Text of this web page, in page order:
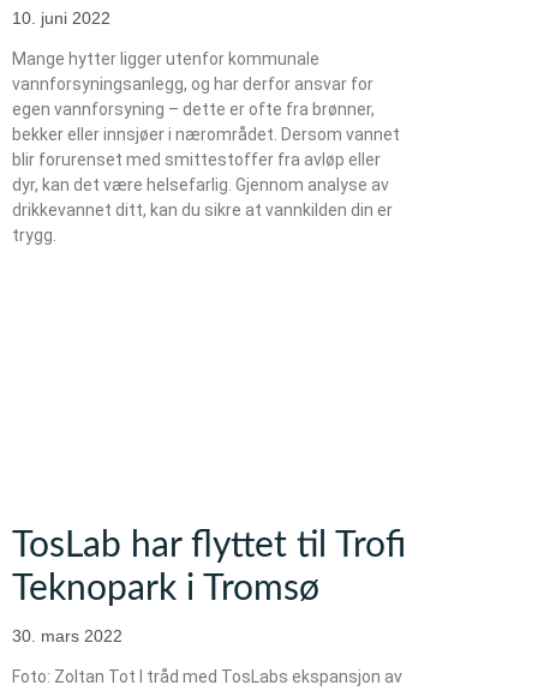
10. juni 2022
Mange hytter ligger utenfor kommunale
vannforsyningsanlegg, og har derfor ansvar for
egen vannforsyning – dette er ofte fra brønner,
bekker eller innsjøer i nærområdet. Dersom vannet
blir forurenset med smittestoffer fra avløp eller
dyr, kan det være helsefarlig. Gjennom analyse av
drikkevannet ditt, kan du sikre at vannkilden din er
trygg.
TosLab har flyttet til Trofi
Teknopark i Tromsø
30. mars 2022
Foto: Zoltan Tot I tråd med TosLabs ekspansjon av